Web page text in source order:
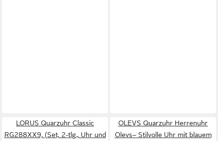
LORUS Quarzuhr Classic
RG288XX9, (Set, 2-tlg., Uhr und
OLEVS Quarzuhr Herrenuhr
Olevs– Stilvolle Uhr mit blauem